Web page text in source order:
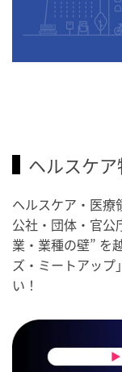
ヘルスケ
ヘルスケア・医療
公社・団体・官公
業・業種の壁” を
ズ・ミートアップ
い！